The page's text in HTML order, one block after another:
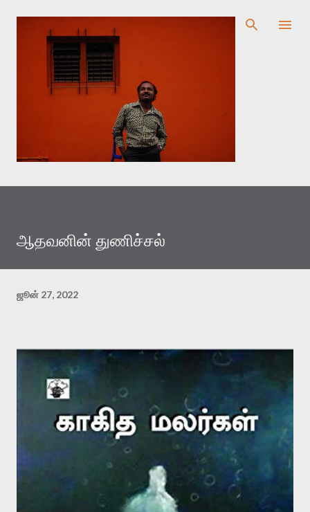
முதன்மை உள்ளடக்கத்திற்குச் செல்
ஆதவனின் துணிச்சல்
ஜூன் 27, 2022